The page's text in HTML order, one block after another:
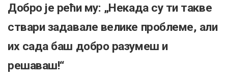
Добро је рећи му: „Некада су ти такве
ствари задавале велике проблеме, али
их сада баш добро разумеш и
решаваш!“